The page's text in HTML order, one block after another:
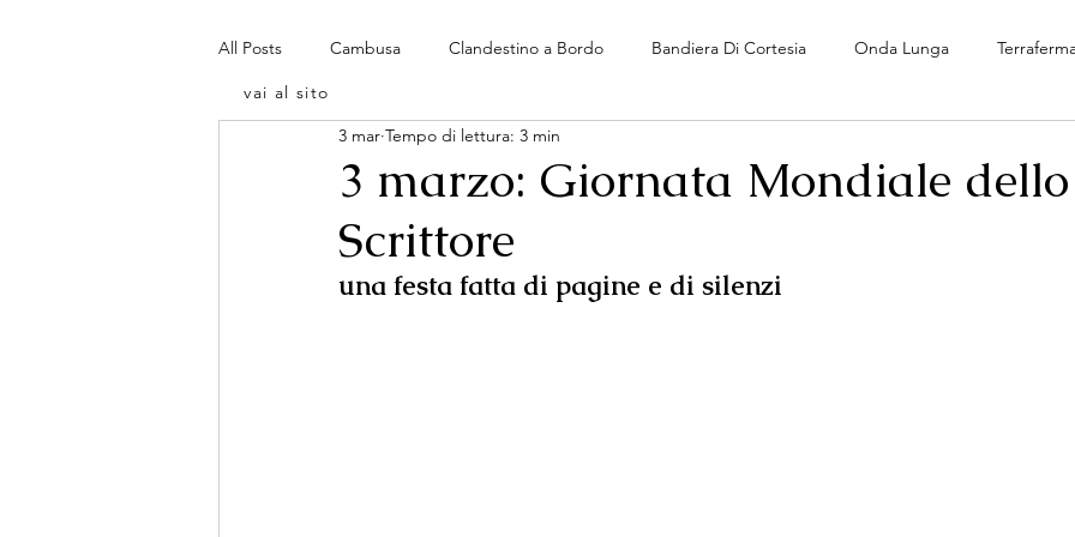
All Posts Cambusa Clandestino a Bordo Bandiera Di Cortesia Onda Lunga
3 marzo: Giornata Mondiale dello
Scrittore
3 mar Tempo di lettura: 3 min
una festa fatta di pagine e di silenzi
vai al sito